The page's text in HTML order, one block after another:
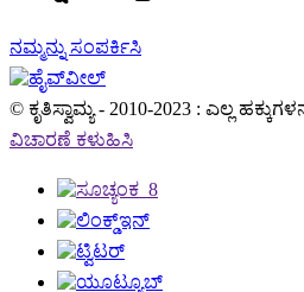
ನಮ್ಮನ್ನು ಸಂಪರ್ಕಿಸಿ
© ಕೃತಿಸ್ವಾಮ್ಯ - 2010-2023 : ಎಲ್ಲ
ವಿಚಾರಣೆ ಕಳುಹಿಸಿ